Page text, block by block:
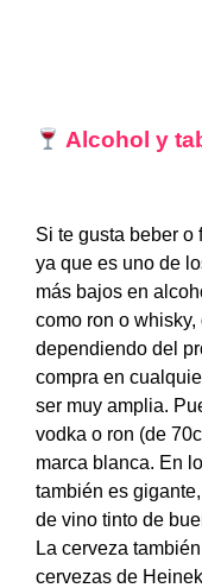
Alcohol y
Si te gusta beber o
ya que es uno de
más bajos en
como ron o
dependiendo del
compra en
ser muy amplia.
vodka o ron (de
marca blanca. En
también es
de vino tinto de
La cerveza
cervezas de